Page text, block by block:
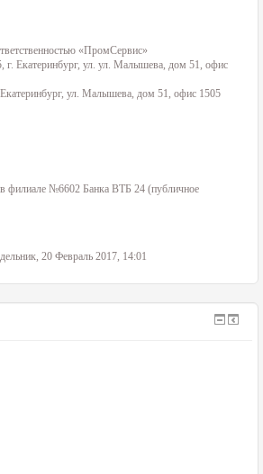
«ПромСервис»
г. Екатеринбург, ул. ул. Малышева, дом 51, офис
ул. Малышева, дом 51, офис 1505
филиале №6602 Банка ВТБ 24 (публичное
20 Февраль 2017, 14:01